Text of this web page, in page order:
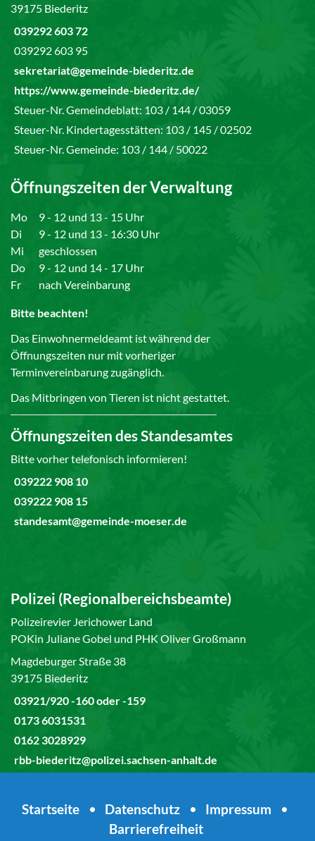
39175 Biederitz
039292 603 72
039292 603 95
sekretariat@gemeinde-biederitz.de
https://www.gemeinde-biederitz.de/
Steuer-Nr. Gemeindeblatt: 103 / 144 / 03059
Steuer-Nr. Kindertagesstätten: 103 / 145 / 02502
Steuer-Nr. Gemeinde: 103 / 144 / 50022
Öffnungszeiten der Verwaltung
Mo
9 - 12 und 13 - 15 Uhr
Di
9 - 12 und 13 - 16:30 Uhr
Mi
geschlossen
Do
9 - 12 und 14 - 17 Uhr
Fr
nach Vereinbarung
Bitte beachten!
Das Einwohnermeldeamt ist während der
Öffnungszeiten nur mit vorheriger
Terminvereinbarung zugänglich.
Das Mitbringen von Tieren ist nicht gestattet.
Öffnungszeiten des Standesamtes
Bitte vorher telefonisch informieren!
039222 908 10
039222 908 15
standesamt@gemeinde-moeser.de
Polizei (Regionalbereichsbeamte)
Polizeirevier Jerichower Land
POKin Juliane Gobel und PHK Oliver Großmann
Magdeburger Straße 38
39175 Biederitz
03921/920 -160 oder -159
0173 6031531
0162 3028929
rbb-biederitz@polizei.sachsen-anhalt.de
Startseite • Datenschutz • Impressum
•
Barrierefreiheit